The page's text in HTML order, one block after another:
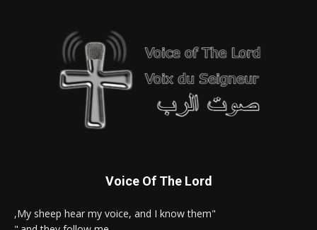
Voice Of The Lord
"My sheep hear my voice, and I know them,